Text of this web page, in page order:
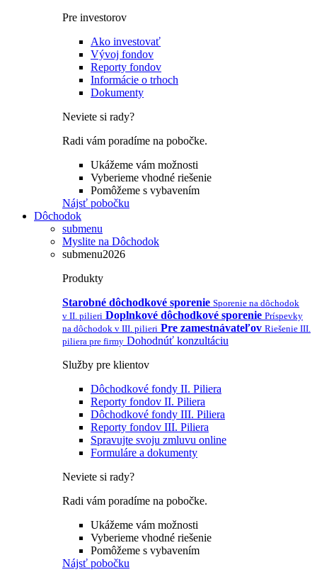
Pre investorov
Ako investovať
Vývoj fondov
Reporty fondov
Informácie o trhoch
Dokumenty
Neviete si rady?
Radi vám poradíme na pobočke.
Ukážeme vám možnosti
Vyberieme vhodné riešenie
Pomôžeme s vybavením
Nájsť pobočku
Dôchodok
submenu
Myslite na Dôchodok
submenu2026
Produkty
Starobné dôchodkové sporenie Sporenie na dôchodok
v II. pilieri Doplnkové dôchodkové sporenie Príspevky
na dôchodok v III. pilieri Pre zamestnávateľov Riešenie III.
piliera pre firmy Dohodnúť konzultáciu
Služby pre klientov
Dôchodkové fondy II. Piliera
Reporty fondov II. Piliera
Dôchodkové fondy III. Piliera
Reporty fondov III. Piliera
Spravujte svoju zmluvu online
Formuláre a dokumenty
Neviete si rady?
Radi vám poradíme na pobočke.
Ukážeme vám možnosti
Vyberieme vhodné riešenie
Pomôžeme s vybavením
Nájsť pobočku